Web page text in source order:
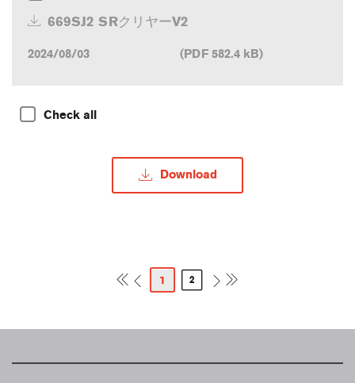
669SJ2 SRクリヤーV2
2024/08/03 (PDF 582.4 kB)
Check all
1 2